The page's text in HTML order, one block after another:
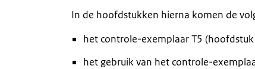
In de hoofdstukken hierna komen de
het controle-exemplaar T5
het gebruik van het controle-